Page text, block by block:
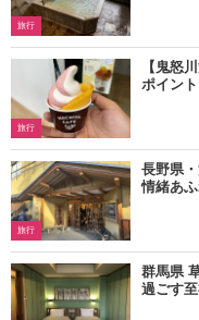
旅行
旅行
【鬼怒
ポイン
旅行
長野県
情緒あふ
群馬県
過ごす